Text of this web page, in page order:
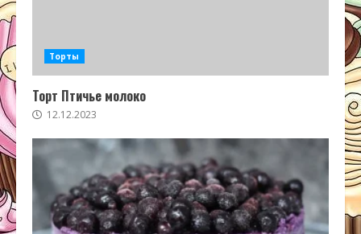
Торты
Торт Птичье молоко
12.12.2023